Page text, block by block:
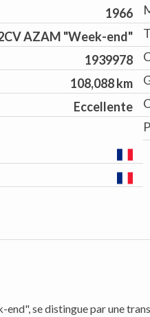
1966
AZAM "Week-end"
1939978
108,088 km
Eccellente
se distingue par une